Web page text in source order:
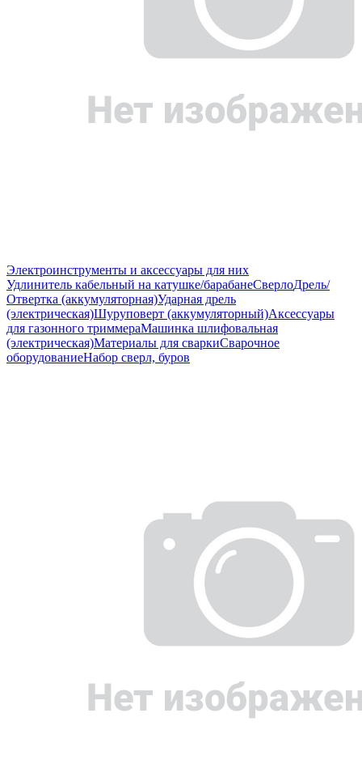
Электроинструменты и аксессуары для них
Удлинитель кабельный на катушке/барабанеСверлоДрель/
Отвертка (аккумуляторная)Ударная дрель
(электрическая)Шуруповерт (аккумуляторный)Аксессуары
для газонного триммераМашинка шлифовальная
(электрическая)Материалы для сваркиСварочное
оборудованиеНабор сверл, буров